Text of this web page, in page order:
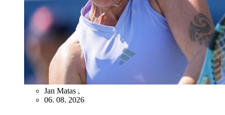
Jan Matas ,
06. 08. 2026